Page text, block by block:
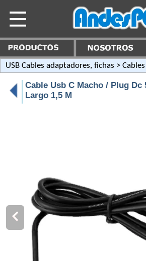
USB Cables adaptadores, fichas >
Cable Usb C Macho / Plug Dc
Largo 1,5 M